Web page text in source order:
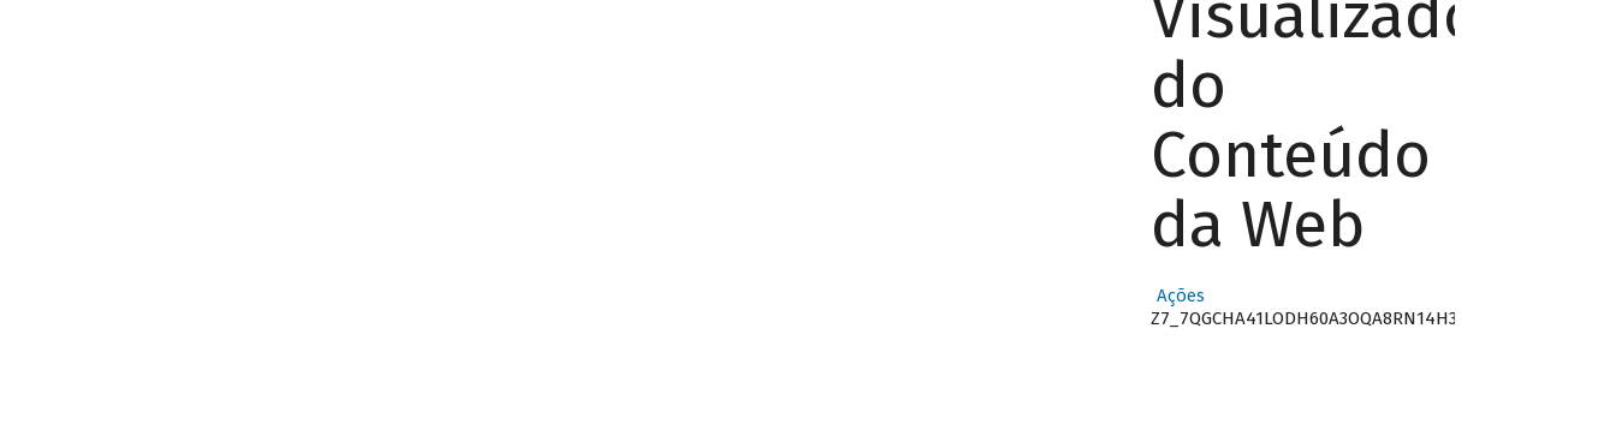
Visualizador
do
Conteúdo
da Web
Ações
Z7_7QGCHA41LODH60A3OQA8RN14H3